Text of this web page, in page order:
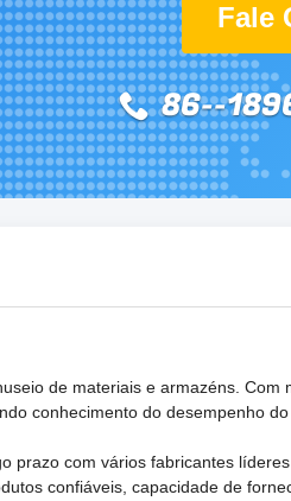
Fale
86--
de materiais e armazéns. Com
conhecimento do desempenho do
prazo com vários fabricantes
confiáveis, capacidade de